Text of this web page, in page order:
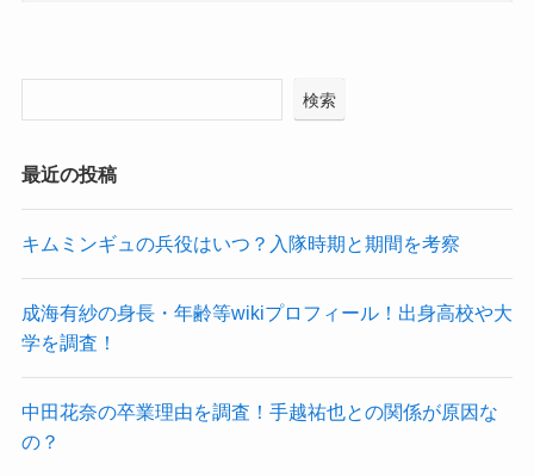
検索
最近の投稿
キムミンギュの兵役はいつ？入隊時期と期間を考察
成海有紗の身長・年齢等wikiプロフィール！出身高校や大
学を調査！
中田花奈の卒業理由を調査！手越祐也との関係が原因な
の？